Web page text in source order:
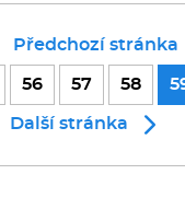
Předchozí stránka
56 57 58
Další stránka